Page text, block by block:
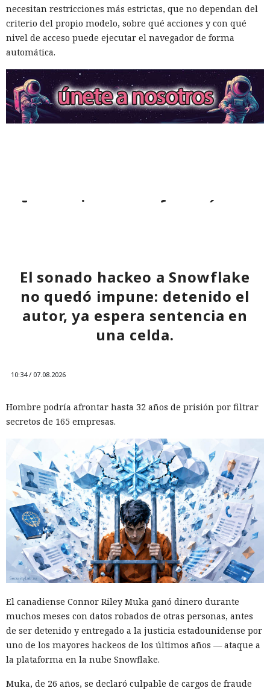
necesitan restricciones más estrictas, que no dependan del
criterio del propio modelo, sobre qué acciones y con qué
nivel de acceso puede ejecutar el navegador de forma
automática.
Inspecciones que forzarán su
12:43 / 07.08.2026
Otra corporación corre el riesgo de repetir la triste suerte de
Las sanciones y restricciones contra las empresas
tecnológicas chinas por parte de las autoridades
estadounidenses hace tiempo que son noticia habitual —
ahora un escenario similarse está desarrollandoen sentido
anunció el inicio de una revisión de los productos de la
estadounidense Palo Alto Networks que se venden en el
territorio del país, citando riesgos para la infraestructura
informática crítica y la seguridad nacional.
sujetos a revisión, no reveló la naturaleza de posibles
El sonado hackeo a Snowflake
no quedó impune: detenido el
autor, ya espera sentencia en
una celda.
10:34 / 07.08.2026
Hombre podría afrontar hasta 32 años de prisión por filtrar
secretos de 165 empresas.
El canadiense Connor Riley Muka ganó dinero durante
muchos meses con datos robados de otras personas, antes
de ser detenido y entregado a la justicia estadounidense por
uno de los mayores hackeos de los últimos años — ataque a
la plataforma en la nube Snowflake.
Muka, de 26 años, se declaró culpable de cargos de fraude